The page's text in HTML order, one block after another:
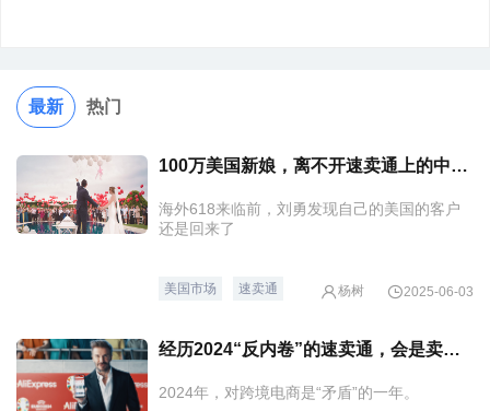
最新 热门
100万美国新娘，离不开速卖通上的中国婚纱
海外618来临前，刘勇发现自己的美国的客户
还是回来了
美国市场 速卖通 杨树 2025-06-03
经历2024“反内卷”的速卖通，会是卖家的避风港吗？
2024年，对跨境电商是“矛盾”的一年。